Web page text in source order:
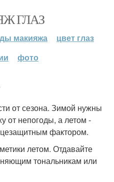
ГЛАЗ
макияжа
цвет глаз
фото
от сезона. Зимой нужны
от непогоды, а летом -
фактором.
летом. Отдавайте
тональникам или